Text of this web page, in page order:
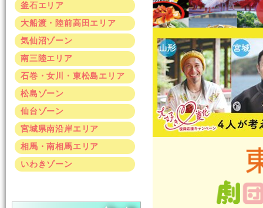
釜石エリア
大船渡・陸前高田エリア
気仙沼ゾーン
南三陸エリア
石巻・女川・東松島エリア
松島ゾーン
仙台ゾーン
宮城県南沿岸エリア
相馬・南相馬エリア
いわきゾーン